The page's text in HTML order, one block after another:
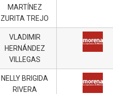
MARTÍNEZ
ZURITA TREJO
VLADIMIR
HERNÁNDEZ
VILLEGAS
NELLY BRIGIDA
RIVERA